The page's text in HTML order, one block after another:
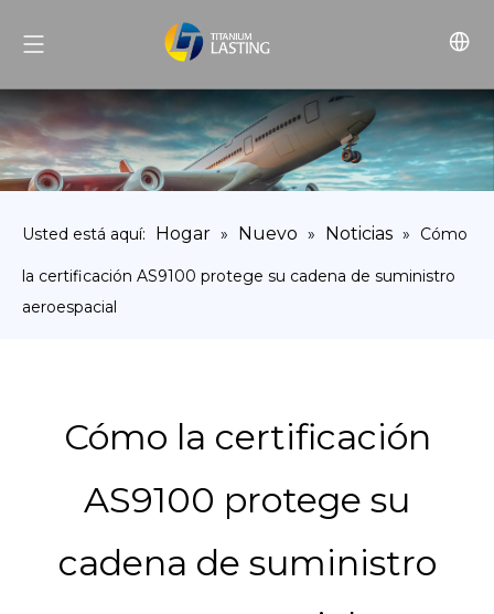
Usted está aquí: Hogar » Nuevo » Noticias » Cómo
la certificación AS9100 protege su cadena de suministro
aeroespacial
Cómo la certificación
AS9100 protege su
cadena de suministro